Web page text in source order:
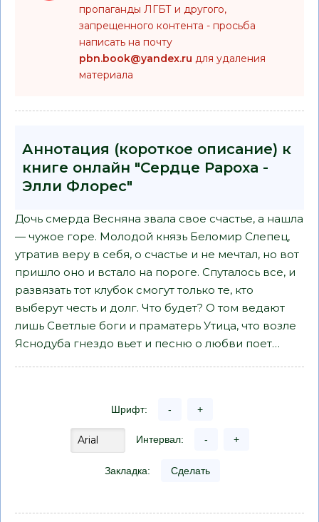
пропаганды ЛГБТ и другого,
запрещенного контента - просьба
написать на почту
pbn.book@yandex.ru для удаления
материала
Аннотация (короткое описание) к
книге онлайн "Сердце Рароха -
Элли Флорес"
Дочь смерда Весняна звала свое счастье, а нашла
— чужое горе. Молодой князь Беломир Слепец,
утратив веру в себя, о счастье и не мечтал, но вот
пришло оно и встало на пороге. Спуталось все, и
развязать тот клубок смогут только те, кто
выберут честь и долг. Что будет? О том ведают
лишь Светлые боги и праматерь Утица, что возле
Яснодуба гнездо вьет и песню о любви поет…
Шрифт: - +
Интервал: - +
Закладка: Сделать